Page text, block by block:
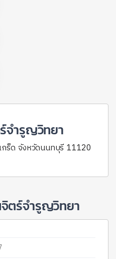
จำรูญวิทยา
กร็ด จังหวัดนนทบุรี 11120
จิตร์จำรูญวิทยา